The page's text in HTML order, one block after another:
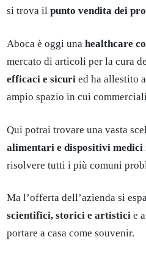
si trova il punto vendita dei
Aboca è oggi una healthcare
mercato di articoli per la cura
efficaci e sicuri ed ha allestito
ampio spazio in cui
Qui potrai trovare una vasta
alimentari e dispositivi medici
risolvere tutti i più comuni
Ma l’offerta dell’azienda si
scientifici, storici e artistici e
portare a casa come souvenir.